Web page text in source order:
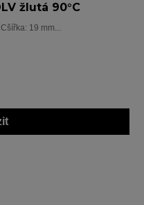
žlutá 90°C
19 mm...